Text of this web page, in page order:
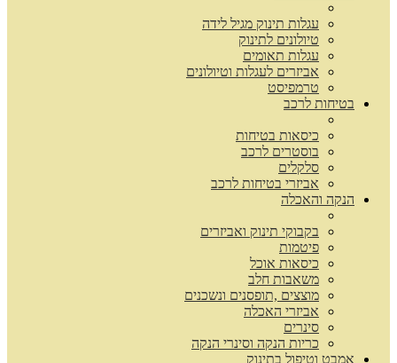
עגלות תינוק מגיל לידה
טיולונים לתינוק
עגלות תאומים
אביזרים לעגלות וטיולונים
טרמפיסט
בטיחות לרכב
כיסאות בטיחות
בוסטרים לרכב
סלקלים
אביזרי בטיחות לרכב
הנקה והאכלה
בקבוקי תינוק ואביזרים
פיטמות
כיסאות אוכל
משאבות חלב
מוצצים ,תופסנים ונשכנים
אביזרי האכלה
סינרים
כריות הנקה וסינרי הנקה
אמבט וטיפול בתינוק